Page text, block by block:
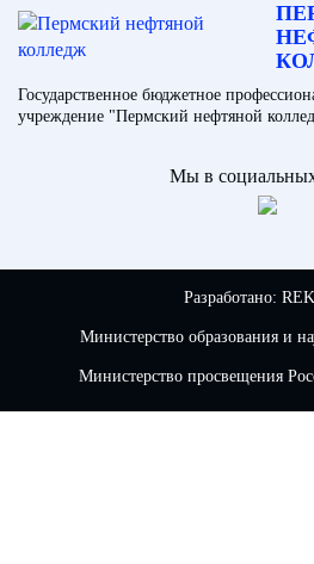
Государственное бюджетное
учреждение "Пермский нефтяной
Мы в
Разработано:
Министерство образования и
Министерство просвещения